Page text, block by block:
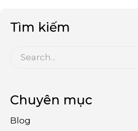
Tìm kiếm
Chuyên mục
Blog